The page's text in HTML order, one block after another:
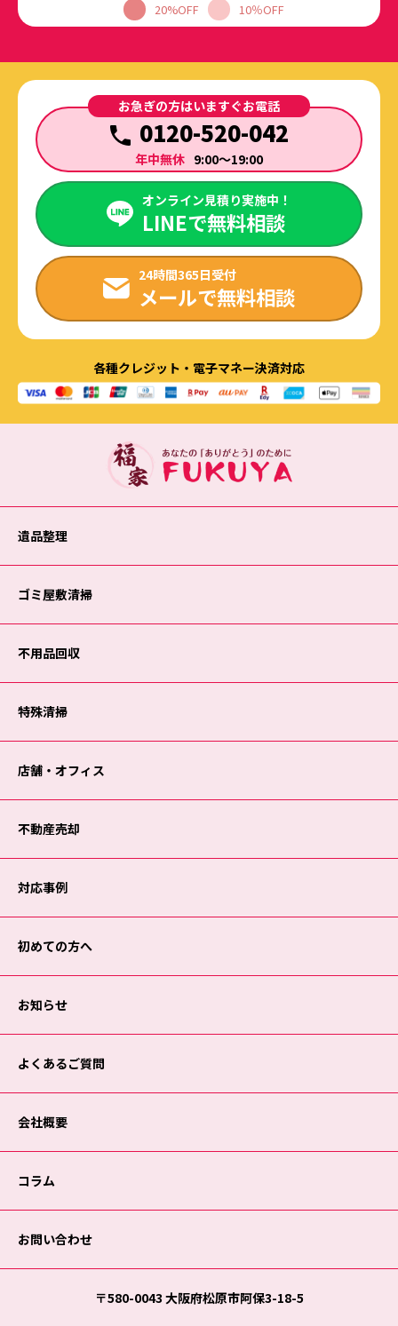
20%OFF 10％OFF
お急ぎの方はいますぐお電話
0120-520-042
年中無休 9:00～19:00
オンライン見積り実施中！
LINEで無料相談
24時間365日受付
メールで無料相談
各種クレジット・電子マネー決済対応
遺品整理
ゴミ屋敷清掃
不用品回収
特殊清掃
店舗・オフィス
不動産売却
対応事例
初めての方へ
お知らせ
よくあるご質問
会社概要
コラム
お問い合わせ
〒580-0043 大阪府松原市阿保3-18-5